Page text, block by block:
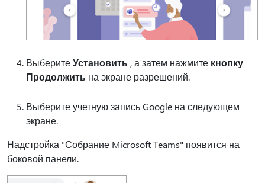
ВыберитеУстановить , а затем нажмите кнопку
Продолжить на экране разрешений.
Выберите учетную запись Google на следующем
экране.
Надстройка "Собрание Microsoft Teams" появится на
боковой панели.